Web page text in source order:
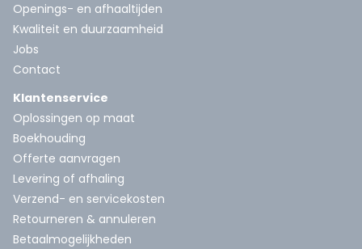
Openings- en afhaaltijden
Kwaliteit en duurzaamheid
Jobs
Contact
Klantenservice
Oplossingen op maat
Boekhouding
Offerte aanvragen
Levering of afhaling
Verzend- en servicekosten
Retourneren & annuleren
Betaalmogelijkheden